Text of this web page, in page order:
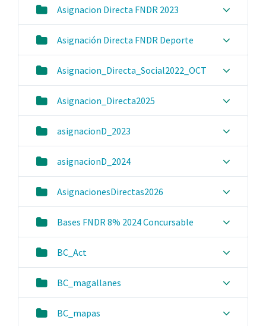
Asignacion Directa FNDR 2023
Asignación Directa FNDR Deporte
Asignacion_Directa_Social2022_OCT
Asignacion_Directa2025
asignacionD_2023
asignacionD_2024
AsignacionesDirectas2026
Bases FNDR 8% 2024 Concursable
BC_Act
BC_magallanes
BC_mapas